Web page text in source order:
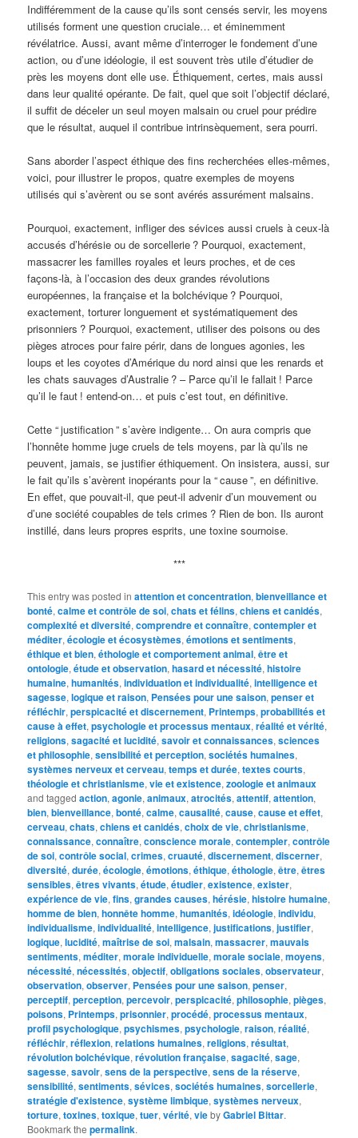
Indifféremment de la cause qu’ils sont censés servir, les moyens
utilisés forment une question cruciale… et éminemment
révélatrice. Aussi, avant même d’interroger le fondement d’une
action, ou d’une idéologie, il est souvent très utile d’étudier de
près les moyens dont elle use. Éthiquement, certes, mais aussi
dans leur qualité opérante. De fait, quel que soit l’objectif déclaré,
il suffit de déceler un seul moyen malsain ou cruel pour prédire
que le résultat, auquel il contribue intrinsèquement, sera pourri.
Sans aborder l’aspect éthique des fins recherchées elles-mêmes,
voici, pour illustrer le propos, quatre exemples de moyens
utilisés qui s’avèrent ou se sont avérés assurément malsains.
Pourquoi, exactement, infliger des sévices aussi cruels à ceux-là
accusés d’hérésie ou de sorcellerie ? Pourquoi, exactement,
massacrer les familles royales et leurs proches, et de ces
façons-là, à l’occasion des deux grandes révolutions
européennes, la française et la bolchévique ? Pourquoi,
exactement, torturer longuement et systématiquement des
prisonniers ? Pourquoi, exactement, utiliser des poisons ou des
pièges atroces pour faire périr, dans de longues agonies, les
loups et les coyotes d’Amérique du nord ainsi que les renards et
les chats sauvages d’Australie ? – Parce qu’il le fallait ! Parce
qu’il le faut ! entend-on… et puis c’est tout, en définitive.
Cette “justification” s’avère indigente… On aura compris que
l’honnête homme juge cruels de tels moyens, par là qu’ils ne
peuvent, jamais, se justifier éthiquement. On insistera, aussi, sur
le fait qu’ils s’avèrent inopérants pour la “cause”, en définitive.
En effet, que pouvait-il, que peut-il advenir d’un mouvement ou
d’une société coupables de tels crimes ? Rien de bon. Ils auront
instillé, dans leurs propres esprits, une toxine sournoise.
***
This entry was posted inattention et concentration,bienveillance et
bonté,calme et contrôle de soi,chats et félins,chiens et canidés,
complexité et diversité,comprendre et connaître,contempler et
méditer,écologie et écosystèmes,émotions et sentiments,
éthique et bien,éthologie et comportement animal,être et
ontologie,étude et observation,hasard et nécessité,histoire
humaine,humanités,individuation et individualité,intelligence et
sagesse,logique et raison, Pensées pour une saison,penser et
réfléchir,perspicacité et discernement, Printemps,probabilités et
cause à effet,psychologie et processus mentaux,réalité et vérité,
religions,sagacité et lucidité,savoir et connaissances,sciences
et philosophie,sensibilité et perception,sociétés humaines,
systèmes nerveux et cerveau,temps et durée,textes courts,
théologie et christianisme,vie et existence,zoologie et animaux
and taggedaction,agonie,animaux,atrocités,attentif,attention,
bien,bienveillance,bonté,calme,causalité,cause,cause et effet,
cerveau,chats,chiens et canidés,choix de vie,christianisme,
connaissance,connaître,conscience morale,contempler,contrôle
de soi,contrôle social,crimes,cruauté,discernement,discerner,
diversité,durée,écologie,émotions,éthique,éthologie,être,êtres
sensibles,êtres vivants,étude,étudier,existence,exister,
expérience de vie,fins,grandes causes,hérésie,histoire humaine,
homme de bien,honnête homme,humanités,idéologie,individu,
individualisme,individualité,intelligence,justifications,justifier,
logique,lucidité,maîtrise de soi,malsain,massacrer,mauvais
sentiments,méditer,morale individuelle,morale sociale,moyens,
nécessité,nécessités,objectif,obligations sociales,observateur,
observation,observer, Pensées pour une saison,penser,
perceptif,perception,percevoir,perspicacité,philosophie,pièges,
poisons, Printemps,prisonnier,procédé,processus mentaux,
profil psychologique,psychismes,psychologie,raison,réalité,
réfléchir,réflexion,relations humaines,religions,résultat,
révolution bolchévique,révolution française,sagacité,sage,
sagesse,savoir,sens de la perspective,sens de la réserve,
sensibilité,sentiments,sévices,sociétés humaines,sorcellerie,
stratégie d'existence,système limbique,systèmes nerveux,
torture,toxines,toxique,tuer,vérité,viebyGabriel Bittar.
Bookmark thepermalink.